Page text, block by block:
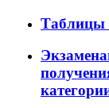
Таблицы